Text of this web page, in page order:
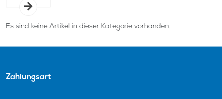
Es sind keine Artikel in dieser Kategorie vorhanden.
Zahlungsart